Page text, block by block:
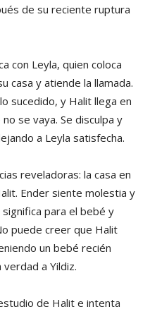
de su reciente ruptura
con Leyla, quien coloca
casa y atiende la llamada.
sucedido, y Halit llega en
se vaya. Se disculpa y
a Leyla satisfecha.
reveladoras: la casa en
Ender siente molestia y
para el bebé y
puede creer que Halit
un bebé recién
a Yildiz.
de Halit e intenta